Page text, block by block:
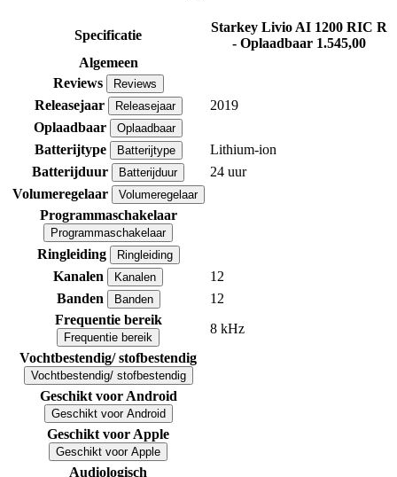
Specificatie
Starkey Livio AI 1200 RIC R
- Oplaadbaar 1.545,00
Algemeen
Reviews
Reviews
Releasejaar Releasejaar
2019
Oplaadbaar
Oplaadbaar
Batterijtype Batterijtype
Lithium-ion
Batterijduur
Batterijduur
24 uur
Volumeregelaar
Volumeregelaar
Programmaschakelaar
Programmaschakelaar
Ringleiding Ringleiding
Kanalen Kanalen
12
Banden
Banden
12
Frequentie bereik
Frequentie bereik
8 kHz
Vochtbestendig/ stofbestendig
Vochtbestendig/ stofbestendig
Geschikt voor Android
Geschikt voor Android
Geschikt voor Apple
Geschikt voor Apple
Audiologisch